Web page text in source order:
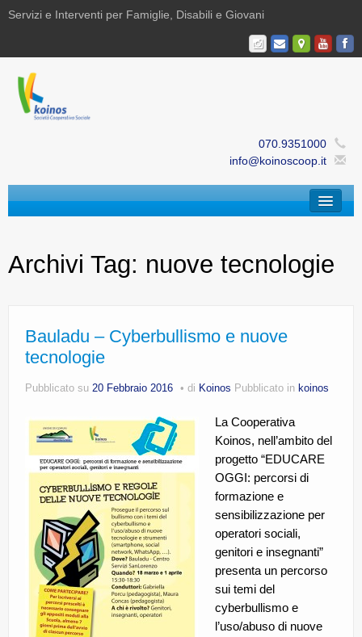
Servizi e Interventi per Famiglie, Disabili e Giovani
070.9351000
info@koinoscoop.it
Area Famiglie e Minori | Efè
Area Giovani | Bajania
Area Ricerca, Documentazione e Formazione |
Whistleblowing
Lavora con noi
Centro Antiviolenza “Feminas” | PLUS Sanluri –
Guspini
Archivi Tag: nuove tecnologie
Bauladu – Cyberbullismo e nuove
tecnologie
Pubblicato su 20 Febbraio 2016 di Koinos Pubblicato in koinos
La Cooperativa
Koinos, nell’ambito del
progetto “EDUCARE
OGGI: percorsi di
formazione e
sensibilizzazione per
operatori sociali,
genitori e insegnanti”
presenta un percorso
sui temi del
cyberbullismo e
l’uso/abuso di nuove